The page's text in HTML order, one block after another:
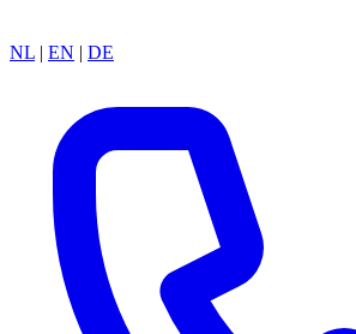
NL | EN | DE